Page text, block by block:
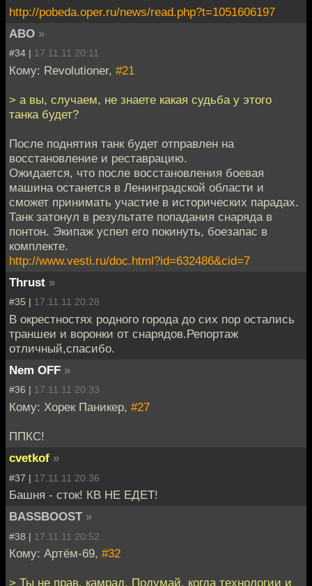
http://pobeda.oper.ru/news/read.php?t=1051606197
ABO »
#34 | 17.11.11 20:11
Кому: Revolutioner, #21
> а вы, случаем, не знаете какая судьба у этого
танка будет?
После поднятия танк будет отправлен на
восстановление и реставрацию.
Ожидается, что после восстановления боевая
машина останется в Ленинградской области и
сможет принимать участие в исторических парадах.
Танк затонул в результате попадания снаряда в
понтон. Экипаж успел его покинуть, боезапас в
комплекте.
http://www.vesti.ru/doc.html?id=632486&cid=7
Thrust »
#35 | 17.11.11 20:28
В окрестностях родного города до сих пор остались
траншеи и воронки от снарядов.Репортаж
отличный,спасибо.
Nem OFF »
#36 | 17.11.11 20:33
Кому: Хорек Паникер, #27
ППКС!
cvetkof »
#37 | 17.11.11 20:36
Башня - сток! КВ НЕ ЕДЕТ!
BASSBOOST »
#38 | 17.11.11 20:52
Кому: Артём-69, #32
> Ты не прав, камрад. Подумай, когда технологии и